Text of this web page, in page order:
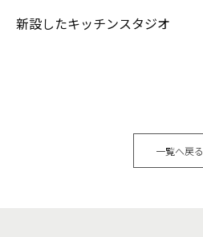
新設したキッチンスタジオ
一覧へ戻る